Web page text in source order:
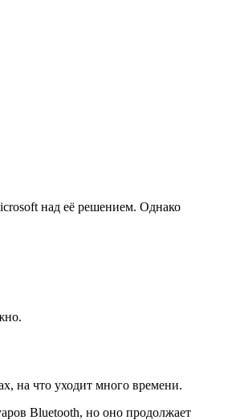
над её решением. Однако
на что уходит много времени.
Bluetooth, но оно продолжает